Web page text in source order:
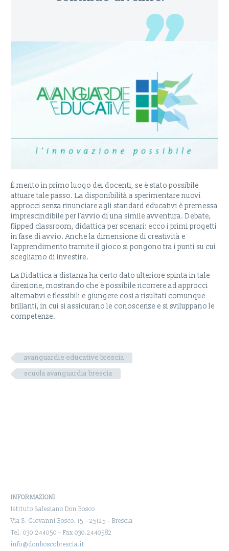
È merito in primo luogo dei docenti, se è stato possibile
attuare tale passo. La disponibilità a sperimentare nuovi
approcci senza rinunciare agli standard educativi è premessa
imprescindibile per l’avvio di una simile avventura. Debate,
flipped classroom, didattica per scenari: ecco i primi progetti
in fase di avvio. Anche la dimensione di creatività e
l’apprendimento tramite il gioco si pongono tra i punti su cui
scegliamo di investire.
La Didattica a distanza ha certo dato ulteriore spinta in tale
direzione, mostrando che è possibile ricorrere ad approcci
alternativi e flessibili e giungere così a risultati comunque
brillanti, in cui si assicurano le conoscenze e si sviluppano le
competenze.
avanguardie educative brescia
scuola avanguardia brescia
INFORMAZIONI
Istituto Salesiano Don Bosco
Via S. Giovanni Bosco, 15 – 25125 – Brescia
Tel. 030.244050 – Fax 030.2440582
info@donboscobrescia.it